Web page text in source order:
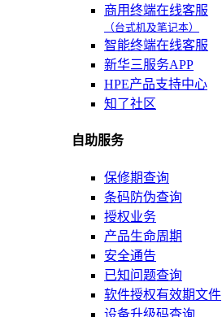
商用终端在线客服
（台式机及笔记本）
智能终端在线客服
新华三服务APP
HPE产品支持中心
知了社区
自助服务
保修期查询
条码防伪查询
授权业务
产品生命周期
安全通告
已知问题查询
软件授权有效期文件
设备升级码查询